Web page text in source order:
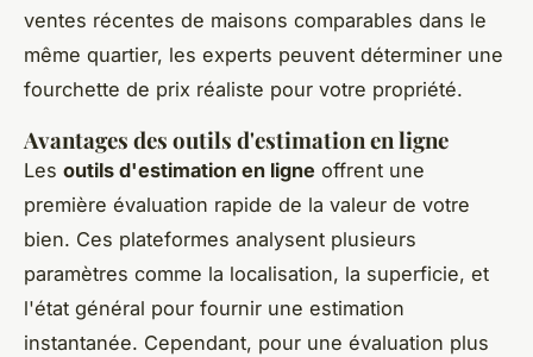
ventes récentes de maisons comparables dans le
même quartier, les experts peuvent déterminer une
fourchette de prix réaliste pour votre propriété.
Avantages des outils d'estimation en ligne
Les outils d'estimation en ligne offrent une
première évaluation rapide de la valeur de votre
bien. Ces plateformes analysent plusieurs
paramètres comme la localisation, la superficie, et
l'état général pour fournir une estimation
instantanée. Cependant, pour une évaluation plus